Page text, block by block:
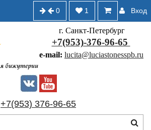
Вход
1
0
г. Санкт-Петербург
+7(953)-376-96-65
e-mail: lucita@luciastonesspb.ru
+7(953) 376-96-65